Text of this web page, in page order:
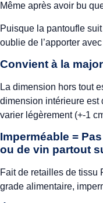
Même après avoir bu
Puisque la pantoufle
oublie de l’apporter
Convient à la
La dimension hors tout
dimension intérieure est
varier légèrement (+-1
Imperméable =
ou de vin partout
Fait de retailles de tissu
grade alimentaire,